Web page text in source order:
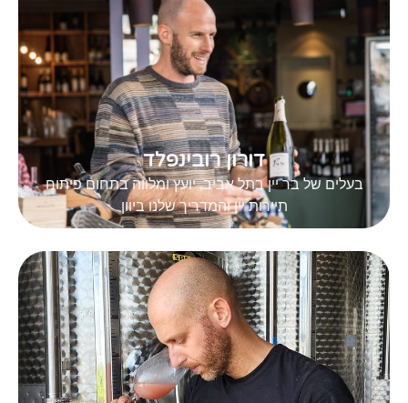
בעלים של בר יין בתל אביב, יועץ ומלווה בתחום פיתוח
תיירות יין והמדריך שלנו ביוון
דורון רובינפלד